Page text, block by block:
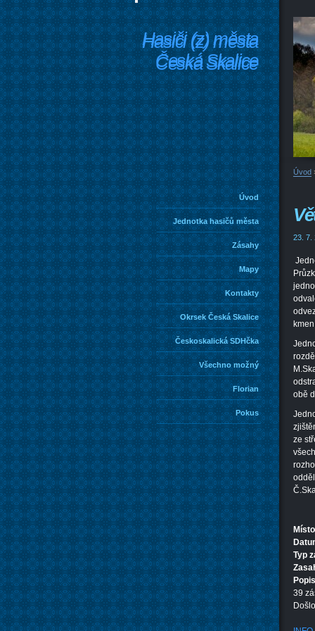
Hasiči (z) města
Česká Skalice
Hasiči (z) města
Česká Skalice
Úvod
Jednotka hasičů města
Zásahy
Mapy
Kontakty
Okrsek Česká Skalice
Českoskalická SDHčka
Všechno možný
Florian
Pokus
Úvod
23. 7.
obě
ze
Typ
39